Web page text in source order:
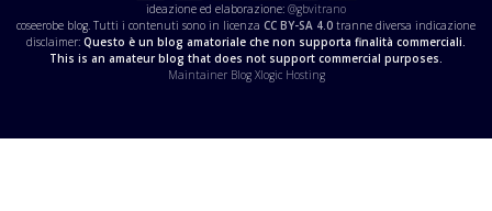
ideazione ed elaborazione: @gbvitrano
coseerobe blog. Tutti i contenuti sono in licenza CC BY-SA 4.0 tranne diversa indicazione
disclaimer: Questo è un blog amatoriale che non supporta finalità commerciali.
This is an amateur blog that does not support commercial purposes.
Maintainer Blog Xlogic Hosting